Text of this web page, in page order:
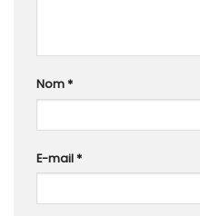
Nom*
E-mail*